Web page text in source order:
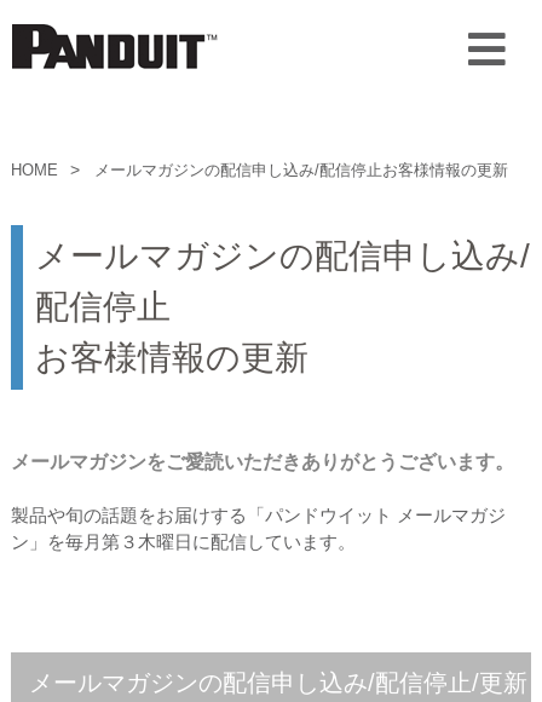
HOME メールマガジンの配信申し込み/配信停止お客様情報の更新
メールマガジンの配信申し込み/
配信停止
お客様情報の更新
メールマガジンをご愛読いただきありがとうございます。
製品や旬の話題をお届けする「パンドウイット メールマガジ
ン」を毎月第３木曜日に配信しています。
メールマガジンの配信申し込み/配信停止/更新